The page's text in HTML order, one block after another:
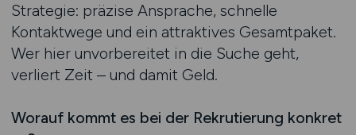
Strategie: präzise Ansprache, schnelle
Kontaktwege und ein attraktives Gesamtpaket.
Wer hier unvorbereitet in die Suche geht,
verliert Zeit – und damit Geld.
Worauf kommt es bei der Rekrutierung konkret